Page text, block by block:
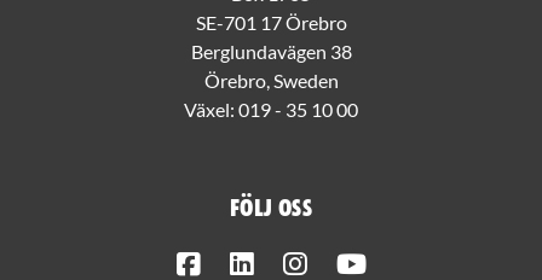
SE-701 17 Örebro
Berglundavägen 38
Örebro, Sweden
Växel: 019 - 35 10 00
Följ oss
FacebookLinkedInInstagram